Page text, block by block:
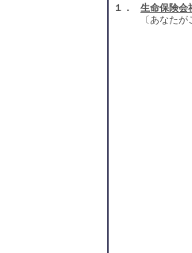
１．
生命保険会
〔あなた